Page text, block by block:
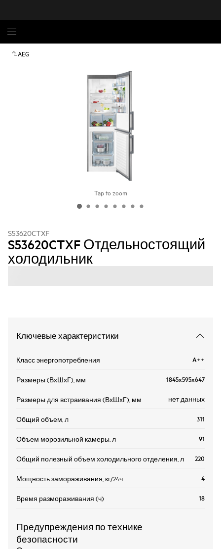
AEG
Tap to zoom
S53620CTXF
S53620CTXF Отдельностоящий
холодильник
Ключевые характеристики
Класс энергопотребления A++
Размеры (ВхШхГ), мм 1845x595x647
Размеры для встраивания (ВхШхГ), мм нет данных
Общий объем, л 311
Объем морозильной камеры, л 91
Общий полезный объем холодильного отделения, л 220
Мощность замораживания, кг/24ч 4
Время размораживания (ч) 18
Предупреждения по технике
безопасности